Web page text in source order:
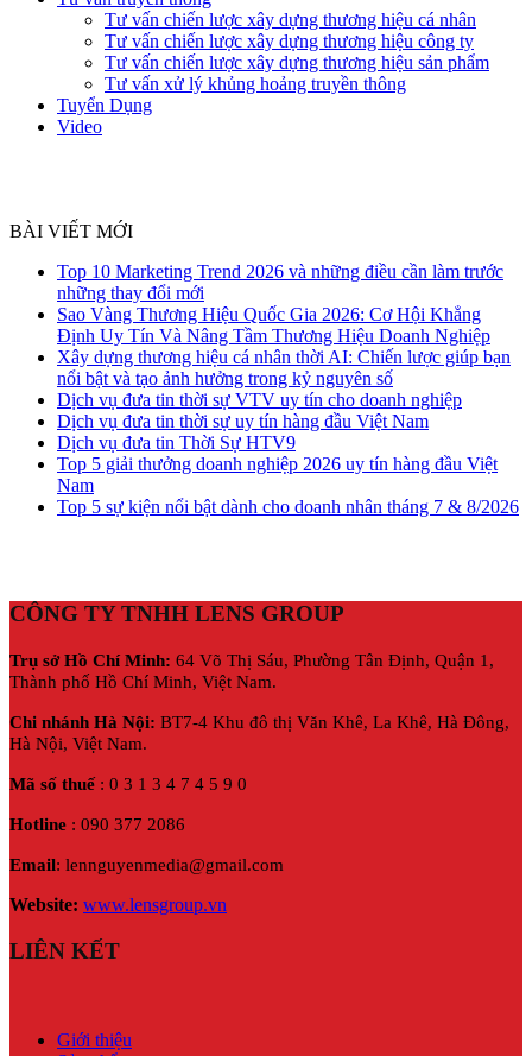
Tư vấn chiến lược xây dựng thương hiệu cá nhân
Tư vấn chiến lược xây dựng thương hiệu công ty
Tư vấn chiến lược xây dựng thương hiệu sản phẩm
Tư vấn xử lý khủng hoảng truyền thông
Tuyển Dụng
Video
BÀI VIẾT MỚI
Top 10 Marketing Trend 2026 và những điều cần làm trước
những thay đổi mới
Sao Vàng Thương Hiệu Quốc Gia 2026: Cơ Hội Khẳng
Định Uy Tín Và Nâng Tầm Thương Hiệu Doanh Nghiệp
Xây dựng thương hiệu cá nhân thời AI: Chiến lược giúp bạn
nổi bật và tạo ảnh hưởng trong kỷ nguyên số
Dịch vụ đưa tin thời sự VTV uy tín cho doanh nghiệp
Dịch vụ đưa tin thời sự uy tín hàng đầu Việt Nam
Dịch vụ đưa tin Thời Sự HTV9
Top 5 giải thưởng doanh nghiệp 2026 uy tín hàng đầu Việt
Nam
Top 5 sự kiện nổi bật dành cho doanh nhân tháng 7 & 8/2026
CÔNG TY TNHH LENS GROUP
Trụ sở Hồ Chí Minh: 64 Võ Thị Sáu, Phường Tân Định, Quận 1,
Thành phố Hồ Chí Minh, Việt Nam.
Chi nhánh Hà Nội: BT7-4 Khu đô thị Văn Khê, La Khê, Hà Đông,
Hà Nội, Việt Nam.
Mã số thuế: 0 3 1 3 4 7 4 5 9 0
Hotline : 090 377 2086
Email: lennguyenmedia@gmail.com
Website: www.lensgroup.vn
LIÊN KẾT
Giới thiệu